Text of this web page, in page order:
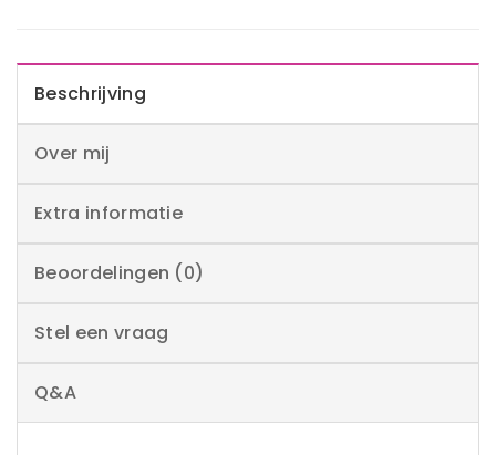
Beschrijving
Over mij
Extra informatie
Beoordelingen (0)
Stel een vraag
Q&A